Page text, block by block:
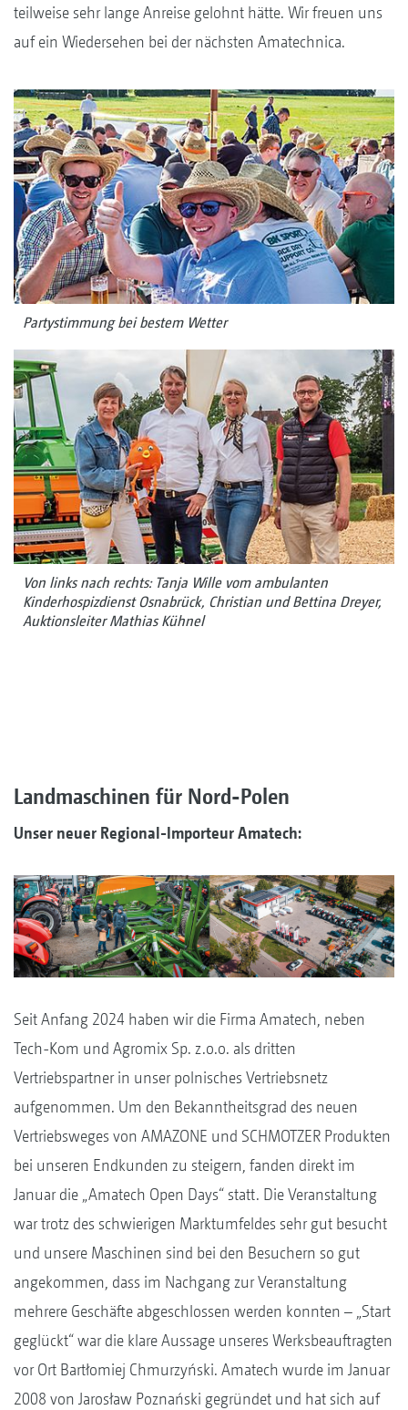
teilweise sehr lange Anreise gelohnt hätte. Wir freuen uns
auf ein Wiedersehen bei der nächsten Amatechnica.
Partystimmung bei bestem Wetter
Von links nach rechts: Tanja Wille vom ambulanten
Kinderhospizdienst Osnabrück, Christian und Bettina Dreyer,
Auktionsleiter Mathias Kühnel
Landmaschinen für Nord-Polen
Unser neuer Regional-Importeur Amatech:
Seit Anfang 2024 haben wir die Firma Amatech, neben
Tech-Kom und Agromix Sp. z.o.o. als dritten
Vertriebspartner in unser polnisches Vertriebsnetz
aufgenommen. Um den Bekanntheitsgrad des neuen
Vertriebsweges von AMAZONE und SCHMOTZER Produkten
bei unseren Endkunden zu steigern, fanden direkt im
Januar die „Amatech Open Days“ statt. Die Veranstaltung
war trotz des schwierigen Marktumfeldes sehr gut besucht
und unsere Maschinen sind bei den Besuchern so gut
angekommen, dass im Nachgang zur Veranstaltung
mehrere Geschäfte abgeschlossen werden konnten – „Start
geglückt“ war die klare Aussage unseres Werksbeauftragten
vor Ort Bartłomiej Chmurzyński. Amatech wurde im Januar
2008 von Jarosław Poznański gegründet und hat sich auf